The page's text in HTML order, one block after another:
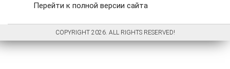
Перейти к полной версии сайта
COPYRIGHT 2026. ALL RIGHTS RESERVED!